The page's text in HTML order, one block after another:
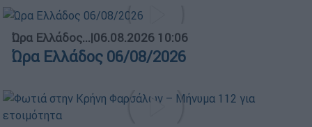
Ώρα Ελλάδος...|06.08.2026 10:06
Ώρα Ελλάδος 06/08/2026